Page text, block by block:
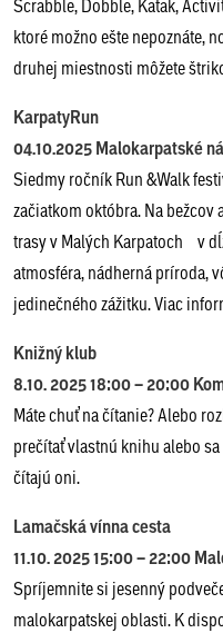
ktoré možno ešte nepoznáte,
druhej miestnosti môžete
KarpatyRun
04.10.2025 Malokarpatské
Siedmy ročník Run &Walk
začiatkom októbra. Na bežcov
trasy v Malých Karpatoch v
atmosféra, nádherná príroda,
jedinečného zážitku. Viac
Knižný klub
8.10. 2025 18:00 – 20:00
Máte chuť na čítanie? Alebo
prečítať vlastnú knihu alebo
čítajú oni.
Lamačská vínna cesta
11.10. 2025 15:00 – 22:00
Spríjemnite si jesenný
malokarpatskej oblasti. K